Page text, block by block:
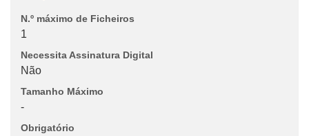
N.º máximo de Ficheiros
1
Necessita Assinatura Digital
Não
Tamanho Máximo
-
Obrigatório